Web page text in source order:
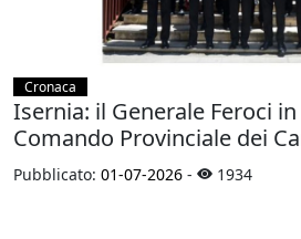
Cronaca
Isernia: il Generale Feroci
Comando Provinciale dei
Pubblicato: 01-07-2026 - 1934